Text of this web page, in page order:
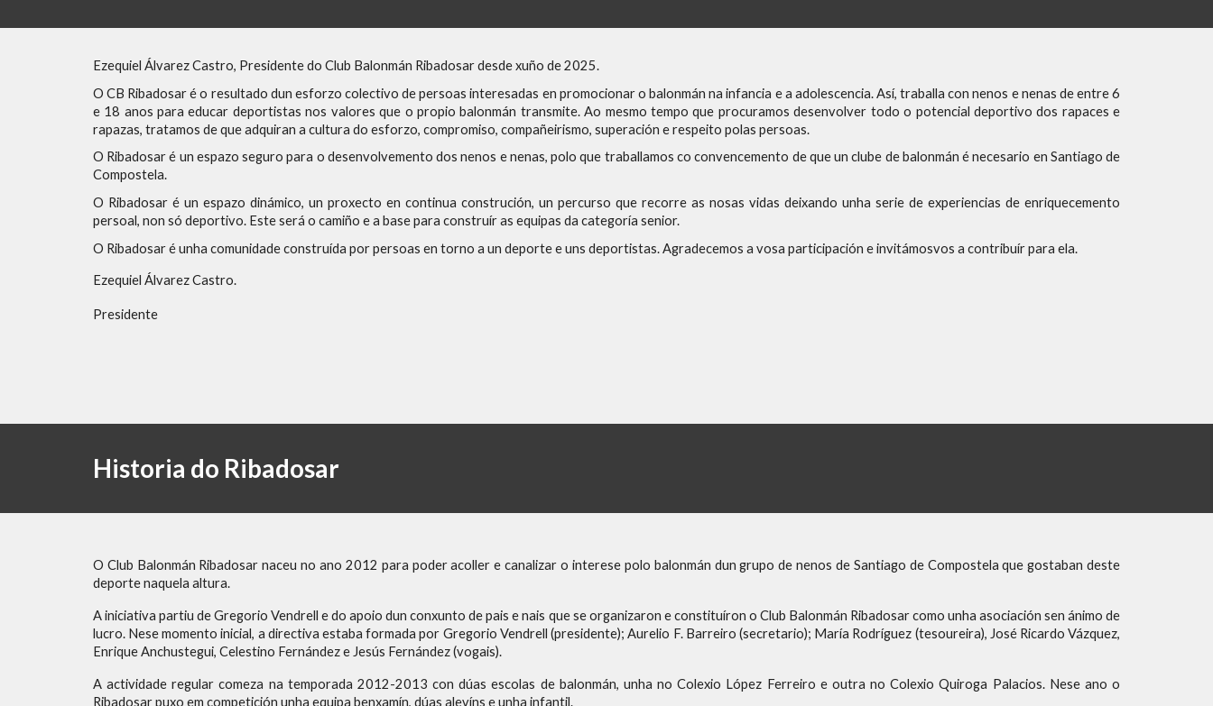
Ezequiel Álvarez Castro, Presidente do Club Balonmán Ribadosar desde xuño de 2025.
O CB Ribadosar é o resultado dun esforzo colectivo de persoas interesadas en promocionar o balonmán na infancia e a adolescencia. Así, traballa con nenos e nenas de entre 6
e 18 anos para educar deportistas nos valores que o propio balonmán transmite. Ao mesmo tempo que procuramos desenvolver todo o potencial deportivo dos rapaces e
rapazas, tratamos de que adquiran a cultura do esforzo, compromiso, compañeirismo, superación e respeito polas persoas.
O Ribadosar é un espazo seguro para o desenvolvemento dos nenos e nenas, polo que traballamos co convencemento de que un clube de balonmán é necesario en Santiago de
Compostela.
O Ribadosar é un espazo dinámico, un proxecto en continua construción, un percurso que recorre as nosas vidas deixando unha serie de experiencias de enriquecemento
persoal, non só deportivo. Este será o camiño e a base para construír as equipas da categoría senior.
O Ribadosar é unha comunidade construída por persoas en torno a un deporte e uns deportistas. Agradecemos a vosa participación e invitámosvos a contribuír para ela.
Ezequiel Álvarez Castro.
Presidente
Historia do Ribadosar
O Club Balonmán Ribadosar naceu no ano 2012 para poder acoller e canalizar o interese polo balonmán dun grupo de nenos de Santiago de Compostela que gostaban deste
deporte naquela altura.
A iniciativa partiu de Gregorio Vendrell e do apoio dun conxunto de pais e nais que se organizaron e constituíron o Club Balonmán Ribadosar como unha asociación sen ánimo de
lucro. Nese momento inicial, a directiva estaba formada por Gregorio Vendrell (presidente); Aurelio F. Barreiro (secretario); María Rodríguez (tesoureira), José Ricardo Vázquez,
Enrique Anchustegui, Celestino Fernández e Jesús Fernández (vogais).
A actividade regular comeza na temporada 2012-2013 con dúas escolas de balonmán, unha no Colexio López Ferreiro e outra no Colexio Quiroga Palacios. Nese ano o
Ribadosar puxo em competición unha equipa benxamín, dúas alevíns e unha infantil.